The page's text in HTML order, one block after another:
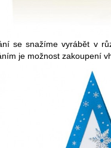
se snažíme vyrábět v
je možnost zakoupení